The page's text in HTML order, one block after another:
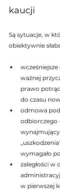
kaucji
Są sytuacje, w
obiektywnie
ważnej
prawo
do czasu
odmowa
odbiorczego
wynajmujący
wymagało
zaległości w
w pierwszej